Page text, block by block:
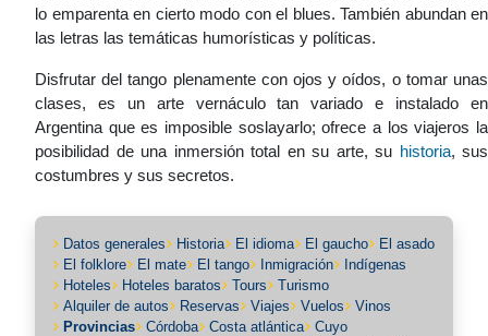
lo emparenta en cierto modo con el blues. También abundan en
las letras las temáticas humorísticas y políticas.
Disfrutar del tango plenamente con ojos y oídos, o tomar unas
clases, es un arte vernáculo tan variado e instalado en
Argentina que es imposible soslayarlo; ofrece a los viajeros la
posibilidad de una inmersión total en su arte, su historia, sus
costumbres y sus secretos.
Datos generales Historia El idioma El gaucho
El asado
El folklore
El mate El tango Inmigración
Indígenas
Hoteles
Hoteles baratos Tours
Turismo
Alquiler de autos
Reservas Viajes Vuelos
Vinos
Provincias
Córdoba Costa atlántica
Cuyo